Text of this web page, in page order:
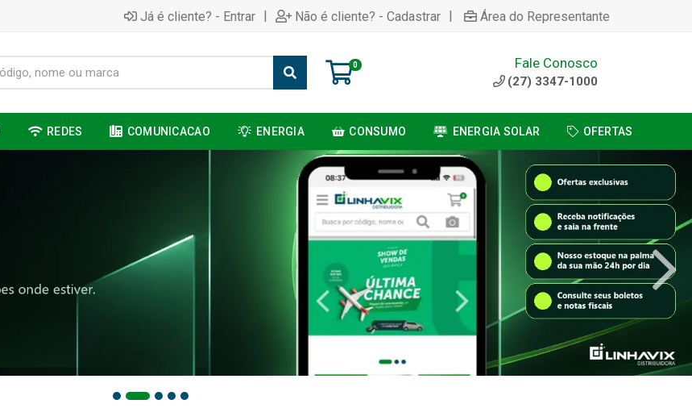
Já é cliente? - Entrar | Não é cliente? - Cadastrar | Área do Representante
0 Fale Conosco
(27) 3347-1000
REDES COMUNICACAO ENERGIA CONSUMO ENERGIA SOLAR OFERTAS